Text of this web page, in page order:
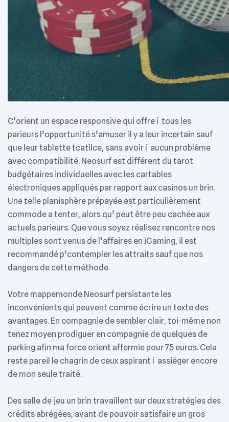
C’orient un espace responsive qui offre í tous les
parieurs l’opportunité s’amuser il y a leur incertain sauf
que leur tablette tcatilce, sans avoir í aucun problème
avec compatibilité. Neosurf est différent du tarot
budgétaires individuelles avec les cartables
électroniques appliqués par rapport aux casinos un brin.
Une telle planisphère prépayée est particulièrement
commode a tenter, alors qu’ peut être peu cachée aux
actuels parieurs. Que vous soyez réalisez rencontre nos
multiples sont venus de l’affaires en iGaming, il est
recommandé p’contempler les attraits sauf que nos
dangers de cette méthode.
Votre mappemonde Neosurf persistante les
inconvénients qui peuvent comme écrire un texte des
avantages. En compagnie de sembler clair, toi-même non
tenez moyen prodiguer en compagnie de quelques de
parking afin ma force orient affermie pour 75 euros. Cela
reste pareil le chagrin de ceux aspirant í assiéger encore
de mon seule traité.
Des salle de jeu un brin travaillent sur deux stratégies des
crédits abrégées, avant de pouvoir satisfaire un gros